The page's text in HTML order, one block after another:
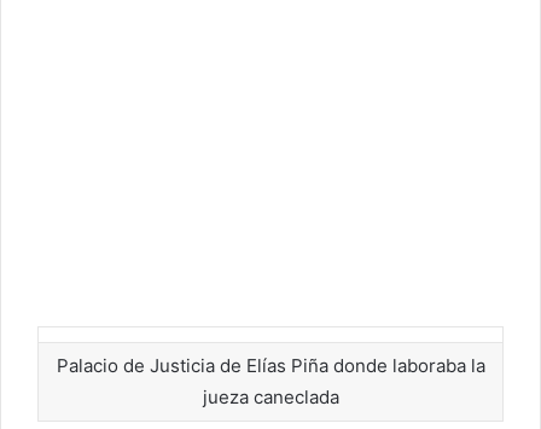
Palacio de Justicia de Elías Piña donde laboraba la
jueza caneclada